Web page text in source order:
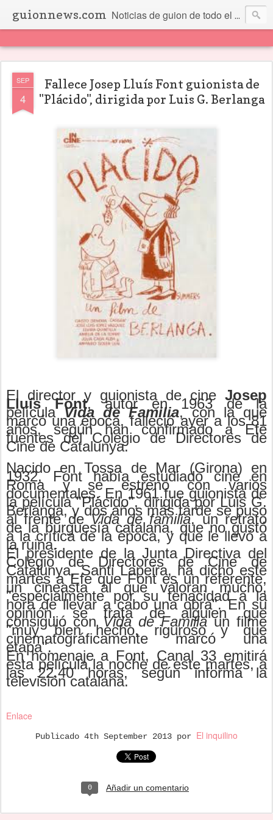
guionnews.com Noticias de guion de todo el mundo... Y más.
SEP
4
Fallece Josep Lluís Font guionista de
"Plácido", dirigida por Luis G. Berlanga
El director y guionista de cine Josep
Lluís Font, autor en 1963 de la
película Vida de Familia, con la que
marcó una época, falleció ayer a los 81
años, según han confirmado a Efe
fuentes del Colegio de Directores de
Cine de Catalunya.
Nacido en Tossa de Mar (Girona) en
1932, Font había estudiado cine en
Roma y se estrenó con varios
documentales. En 1961 fue guionista de
la película "Plácido", dirigida por Luis G.
Berlanga, y dos años más tarde se puso
al frente deVida de familia, un retrato
de la burguesía catalana, que no gustó
a la crítica de la época, y que le llevó a
la ruina.
El presidente de la Junta Directiva del
Colegio de Directores de Cine de
Catalunya, Santi Lapeira, ha dicho este
martes a Efe que Font es un referente,
un cineasta al que valoran mucho,
"especialmente por su tenacidad a la
hora de llevar a cabo una obra". En su
opinión, se trata de alguien que
consiguió con Vida de Familiaun filme
"muy bien hecho, riguroso y que
cinematográficamente marcó una
etapa".
En homenaje a Font, Canal 33 emitirá
esta película la noche de este martes, a
las 22.40 horas, según informa la
televisión catalana.
Enlace
Publicado 4th September 2013 por El inquilino
0 Añadir un comentario